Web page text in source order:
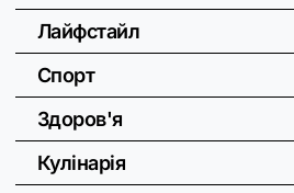
Лайфстайл
Спорт
Здоров'я
Кулінарія